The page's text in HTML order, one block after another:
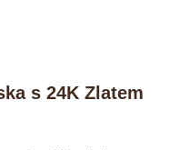
s 24K Zlatem